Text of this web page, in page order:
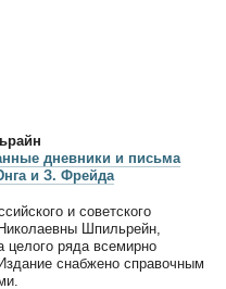
дневники и письма
и З. Фрейда
и советского
Шпильрейн,
ряда всемирно
снабжено справочным